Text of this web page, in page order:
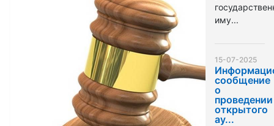
иму...
15-07-2025
сообщение
о
проведении
открытого
ау...